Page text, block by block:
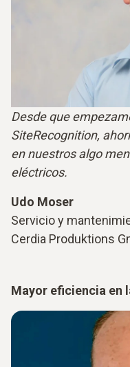
Desde que
SiteRecognition,
en nuestros algo
eléctricos.
Udo Moser
Servicio y
Cerdia Produktions
Mayor eficiencia en